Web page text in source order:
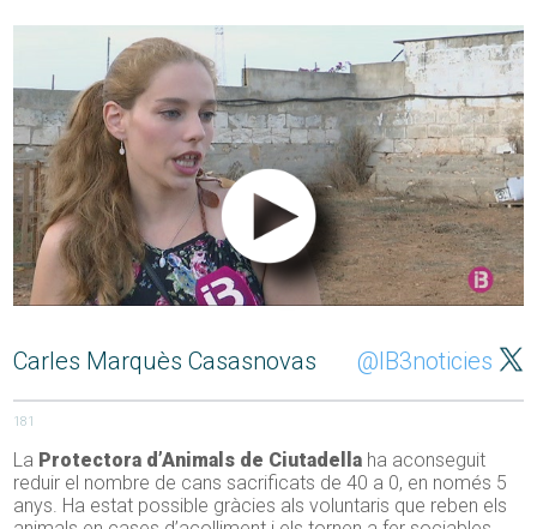
Carles Marquès Casasnovas @IB3noticies
181
La Protectora d’Animals de Ciutadella ha aconseguit
reduir el nombre de cans sacrificats de 40 a 0, en només 5
anys. Ha estat possible gràcies als voluntaris que reben els